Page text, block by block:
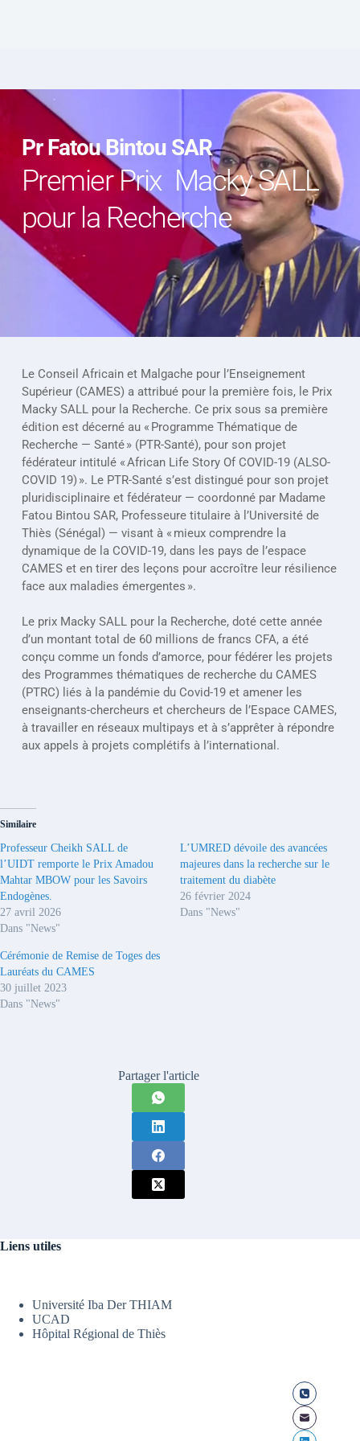
Pr Fatou Bintou SAR
Premier Prix  Macky SALL
pour la Recherche
Le Conseil Africain et Malgache pour l’Enseignement
Supérieur (CAMES) a attribué pour la première fois, le Prix
Macky SALL pour la Recherche. Ce prix sous sa première
édition est décerné au « Programme Thématique de
Recherche — Santé » (PTR-Santé), pour son projet
fédérateur intitulé « African Life Story Of COVID-19 (ALSO-
COVID 19) ». Le PTR-Santé s’est distingué pour son projet
pluridisciplinaire et fédérateur — coordonné par Madame
Fatou Bintou SAR, Professeure titulaire à l’Université de
Thiès (Sénégal) — visant à « mieux comprendre la
dynamique de la COVID-19, dans les pays de l’espace
CAMES et en tirer des leçons pour accroître leur résilience
face aux maladies émergentes ».
Le prix Macky SALL pour la Recherche, doté cette année
d’un montant total de 60 millions de francs CFA, a été
conçu comme un fonds d’amorce, pour fédérer les projets
des Programmes thématiques de recherche du CAMES
(PTRC) liés à la pandémie du Covid-19 et amener les
enseignants-chercheurs et chercheurs de l’Espace CAMES,
à travailler en réseaux multipays et à s’apprêter à répondre
aux appels à projets complétifs à l’international.
Similaire
Professeur Cheikh SALL de
l’UIDT remporte le Prix Amadou
Mahtar MBOW pour les Savoirs
Endogènes.
27 avril 2026
Dans "News"
L’UMRED dévoile des avancées
majeures dans la recherche sur le
traitement du diabète
26 février 2024
Dans "News"
Cérémonie de Remise de Toges des
Lauréats du CAMES
30 juillet 2023
Dans "News"
Partager l'article
Liens utiles
Université Iba Der THIAM
UCAD
Hôpital Régional de Thiès